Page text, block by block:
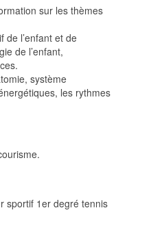
sur les thèmes
de l’enfant et de
de l’enfant,
système
les rythmes